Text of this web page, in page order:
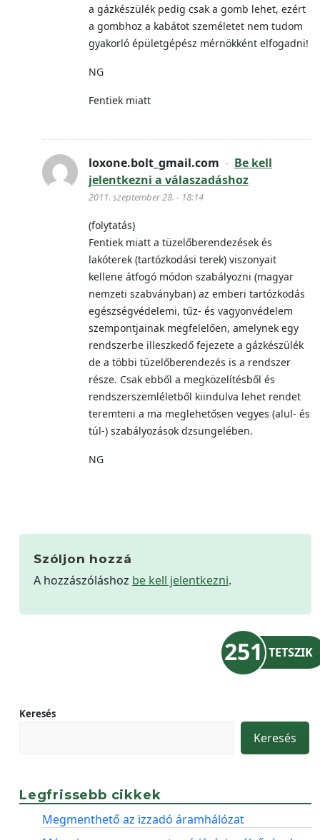
a gázkészülék pedig csak a gomb lehet, ezért
a gombhoz a kabátot személetet nem tudom
gyakorló épületgépész mérnökként elfogadni!
NG
Fentiek miatt
loxone.bolt_gmail.com - Be kell
jelentkezni a válaszadáshoz
2011. szeptember 28. - 18:14
(folytatás)
Fentiek miatt a tüzelőberendezések és
lakóterek (tartózkodási terek) viszonyait
kellene átfogó módon szabályozni (magyar
nemzeti szabványban) az emberi tartózkodás
egészségvédelemi, tűz- és vagyonvédelem
szempontjainak megfelelően, amelynek egy
rendszerbe illeszkedő fejezete a gázkészülék
de a többi tüzelőberendezés is a rendszer
része. Csak ebből a megközelítésből és
rendszerszemléletből kiindulva lehet rendet
teremteni a ma meglehetősen vegyes (alul- és
túl-) szabályozások dzsungelében.
NG
Szóljon hozzá
A hozzászóláshoz be kell jelentkezni.
251 TETSZIK
Keresés
Keresés
Legfrissebb cikkek
Megmenthető az izzadó áramhálózat